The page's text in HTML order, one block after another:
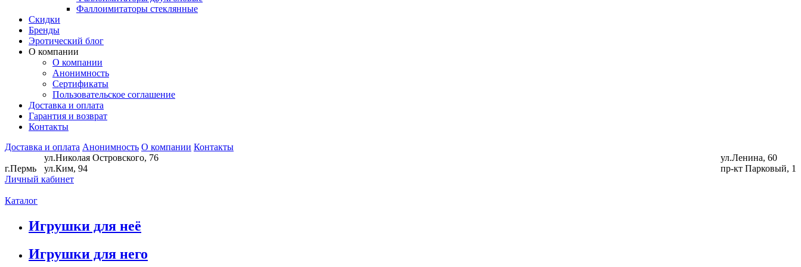
Фаллоимитаторы стеклянные
Скидки
Бренды
Эротический блог
О компании
О компании
Анонимность
Сертификаты
Пользовательское соглашение
Доставка и оплата
Гарантия и возврат
Контакты
Доставка и оплата Анонимность О компании Контакты
г.Пермь
ул.Николая Островского, 76
ул.Ким, 94
ул.Ленина, 60
пр-кт Парковый, 1
Личный кабинет
Каталог
Игрушки для неё
Игрушки для него